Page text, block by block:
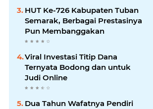
HUT Ke-726 Kabupaten Tuban
Semarak, Berbagai Prestasinya
Pun Membanggakan
Viral Investasi Titip Dana
Ternyata Bodong dan untuk
Judi Online
Dua Tahun Wafatnya Pendiri